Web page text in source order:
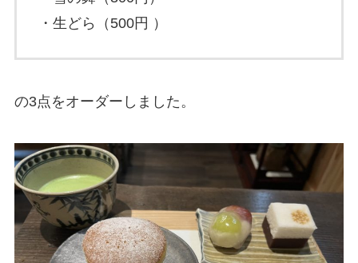
・生どら（500円 ）
の3点をオーダーしました。